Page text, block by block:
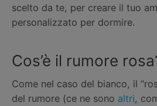
scelto da te, per creare il tuo
personalizzato per dormire.
Cos’è il rumore
Come nel caso del bianco, il
del rumore (ce ne sono altri,